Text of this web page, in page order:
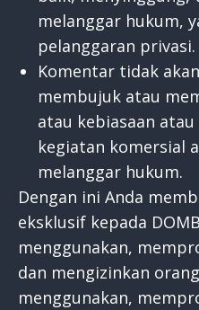
melanggar hukum,
pelanggaran privasi.
Komentar tidak
membujuk atau
atau kebiasaan
kegiatan komersial
melanggar hukum.
Dengan ini Anda
eksklusif kepada
menggunakan,
dan mengizinkan
menggunakan,